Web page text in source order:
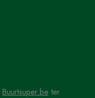
Buurtsuper.be ter